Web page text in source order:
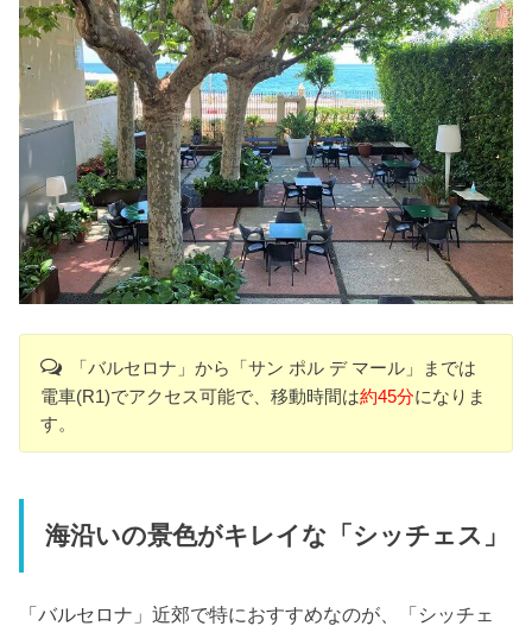
「バルセロナ」から「サン ポル デ マール」までは
電車(R1)でアクセス可能で、移動時間は約45分になりま
す。
海沿いの景色がキレイな「シッチェス」
「バルセロナ」近郊で特におすすめなのが、「シッチェ